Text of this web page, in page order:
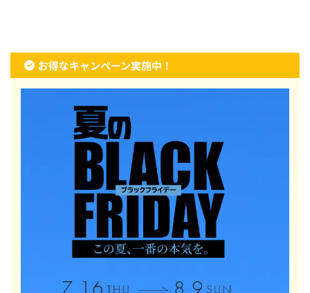
お得なキャンペーン実施中！